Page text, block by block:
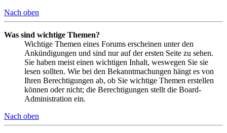
Nach oben
Was sind wichtige Themen?
Wichtige Themen eines Forums erscheinen unter den
Ankündigungen und sind nur auf der ersten Seite zu sehen.
Sie haben meist einen wichtigen Inhalt, weswegen Sie sie
lesen sollten. Wie bei den Bekanntmachungen hängt es von
Ihren Berechtigungen ab, ob Sie wichtige Themen erstellen
können oder nicht; die Berechtigungen stellt die Board-
Administration ein.
Nach oben